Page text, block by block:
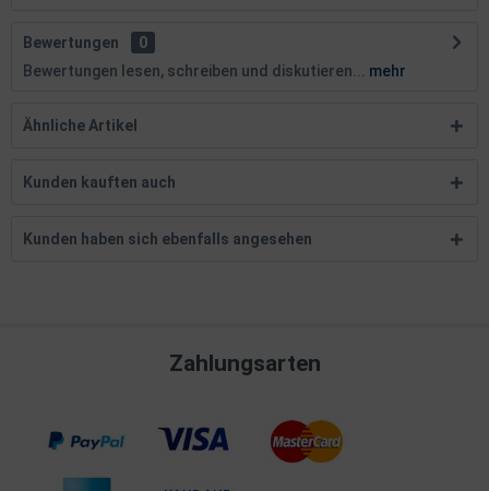
Bewertungen
0
Bewertungen lesen, schreiben und diskutieren...
mehr
Ähnliche Artikel
Kunden kauften auch
Kunden haben sich ebenfalls angesehen
Zahlungsarten